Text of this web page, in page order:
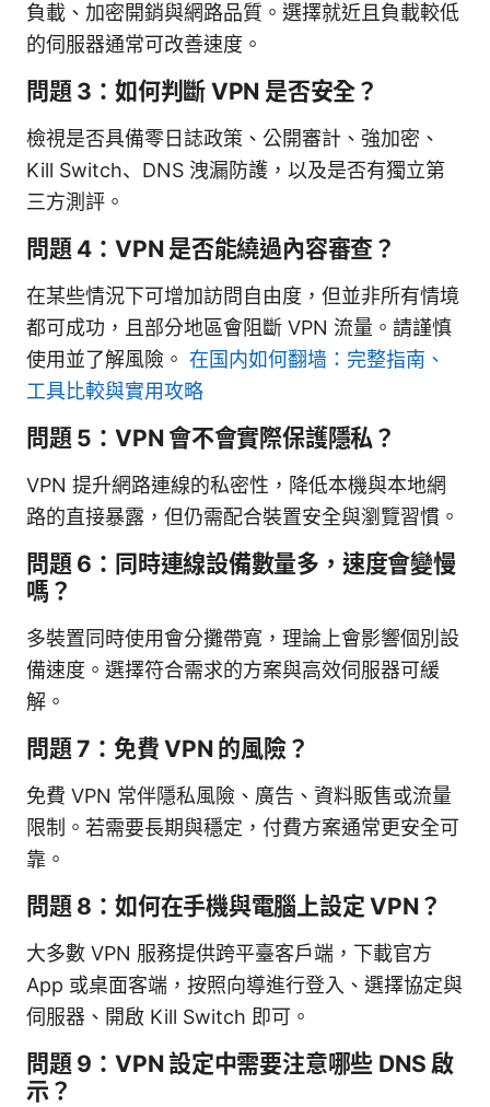
負載、加密開銷與網路品質。選擇就近且負載較低
的伺服器通常可改善速度。
問題 3：如何判斷 VPN 是否安全？
檢視是否具備零日誌政策、公開審計、強加密、
Kill Switch、DNS 洩漏防護，以及是否有獨立第
三方測評。
問題 4：VPN 是否能繞過內容審查？
在某些情況下可增加訪問自由度，但並非所有情境
都可成功，且部分地區會阻斷 VPN 流量。請謹慎
使用並了解風險。 在国内如何翻墙：完整指南、
工具比較與實用攻略
問題 5：VPN 會不會實際保護隱私？
VPN 提升網路連線的私密性，降低本機與本地網
路的直接暴露，但仍需配合裝置安全與瀏覽習慣。
問題 6：同時連線設備數量多，速度會變慢
嗎？
多裝置同時使用會分攤帶寬，理論上會影響個別設
備速度。選擇符合需求的方案與高效伺服器可緩
解。
問題 7：免費 VPN 的風險？
免費 VPN 常伴隱私風險、廣告、資料販售或流量
限制。若需要長期與穩定，付費方案通常更安全可
靠。
問題 8：如何在手機與電腦上設定 VPN？
大多數 VPN 服務提供跨平臺客戶端，下載官方
App 或桌面客端，按照向導進行登入、選擇協定與
伺服器、開啟 Kill Switch 即可。
問題 9：VPN 設定中需要注意哪些 DNS 啟
示？